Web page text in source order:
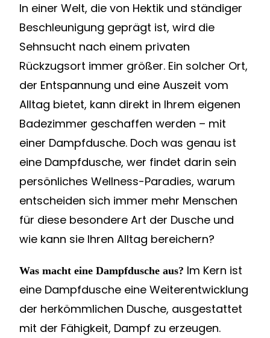
In einer Welt, die von Hektik und ständiger
Beschleunigung geprägt ist, wird die
Sehnsucht nach einem privaten
Rückzugsort immer größer. Ein solcher Ort,
der Entspannung und eine Auszeit vom
Alltag bietet, kann direkt in Ihrem eigenen
Badezimmer geschaffen werden – mit
einer Dampfdusche. Doch was genau ist
eine Dampfdusche, wer findet darin sein
persönliches Wellness-Paradies, warum
entscheiden sich immer mehr Menschen
für diese besondere Art der Dusche und
wie kann sie Ihren Alltag bereichern?
Was macht eine Dampfdusche aus? Im Kern ist
eine Dampfdusche eine Weiterentwicklung
der herkömmlichen Dusche, ausgestattet
mit der Fähigkeit, Dampf zu erzeugen.